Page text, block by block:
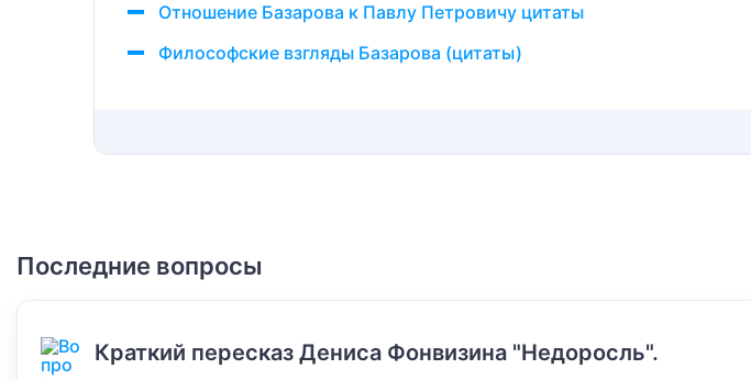
Отношение Базарова к Павлу Петровичу цитаты
Философские взгляды Базарова (цитаты)
Последние вопросы
Краткий пересказ Дениса Фонвизина "Недоросль".